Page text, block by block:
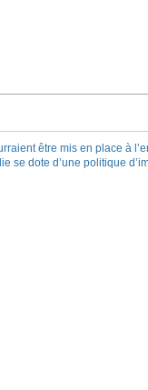
être mis en place à
se dote d’une politique